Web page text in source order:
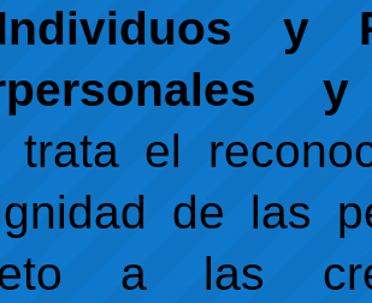
y
trata el
de las
a las